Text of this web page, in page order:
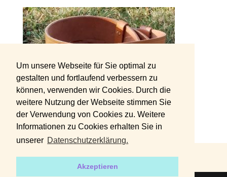
Um unsere Webseite für Sie optimal zu
gestalten und fortlaufend verbessern zu
können, verwenden wir Cookies. Durch die
weitere Nutzung der Webseite stimmen Sie
der Verwendung von Cookies zu. Weitere
Informationen zu Cookies erhalten Sie in
unserer Datenschutzerklärung.
Akzeptieren
Weiteres Foto: Vogel-Gürtel
DATENSCHUTZERKLÄRUNG IMPRESSUM